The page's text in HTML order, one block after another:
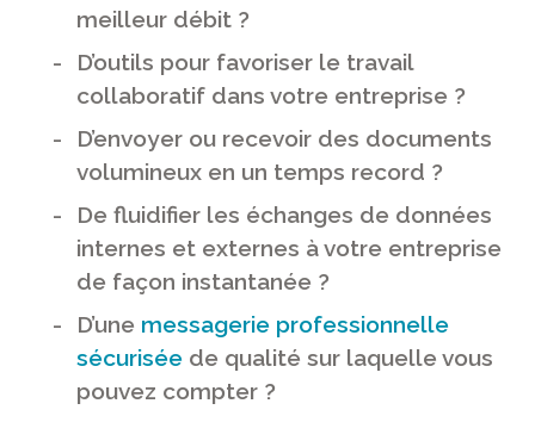
meilleur débit ?
D’outils pour favoriser le travail
collaboratif dans votre entreprise ?
D’envoyer ou recevoir des documents
volumineux en un temps record ?
De fluidifier les échanges de données
internes et externes à votre entreprise
de façon instantanée ?
D’une messagerie professionnelle
sécuriséede qualité sur laquelle vous
pouvez compter ?